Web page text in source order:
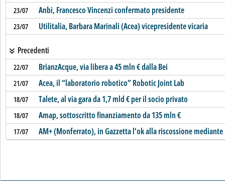
23/07 Anbi, Francesco Vincenzi confermato presidente
23/07 Utilitalia, Barbara Marinali (Acea) vicepresidente vicaria
Precedenti
22/07 BrianzAcque, via libera a 45 mln € dalla Bei
21/07 Acea, il “laboratorio robotico” Robotic Joint Lab
18/07 Talete, al via gara da 1,7 mld € per il socio privato
18/07 Amap, sottoscritto finanziamento da 135 mln €
17/07 AM+ (Monferrato), in Gazzetta l'ok alla riscossione